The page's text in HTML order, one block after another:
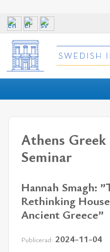
Athens
Seminar
Hannah Smagh:
Rethinking
Ancient Greece”
Publicerad: 2024-11-04